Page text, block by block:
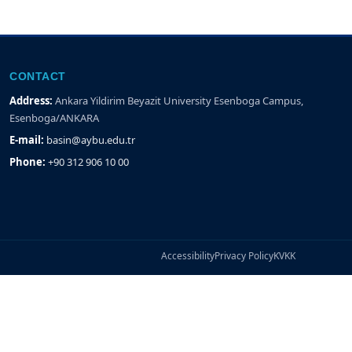
CONTACT
Address: Ankara Yildirim Beyazit University Esenboga Campus,
Esenboga/ANKARA
E-mail: basin@aybu.edu.tr
Phone: +90 312 906 10 00
AccessibilityPrivacy PolicyKVKK